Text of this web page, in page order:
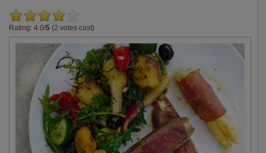
Rating: 4.0/5 (2 votes cast)